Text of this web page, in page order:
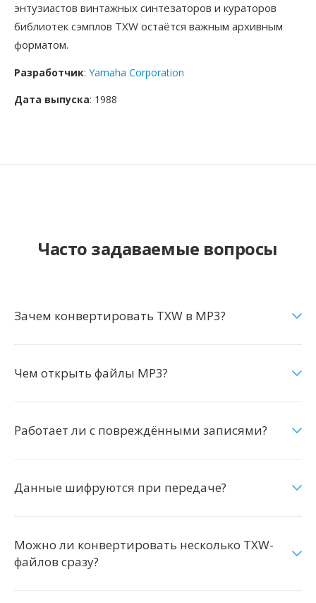
энтузиастов винтажных синтезаторов и кураторов
библиотек сэмплов TXW остаётся важным архивным
форматом.
Разработчик: Yamaha Corporation
Дата выпуска: 1988
Часто задаваемые вопросы
Зачем конвертировать TXW в MP3?
Чем открыть файлы MP3?
Работает ли с повреждёнными записями?
Данные шифруются при передаче?
Можно ли конвертировать несколько TXW-
файлов сразу?